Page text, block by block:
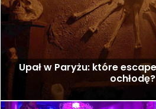
Upał w Paryżu: które
ochłodę?